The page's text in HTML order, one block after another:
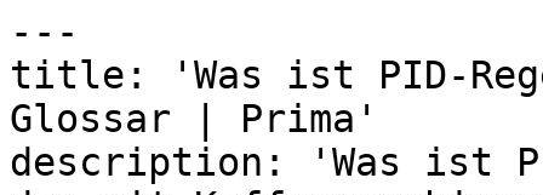
---
title: 'Was ist PID-
Glossar | Prima'
description: 'Was ist